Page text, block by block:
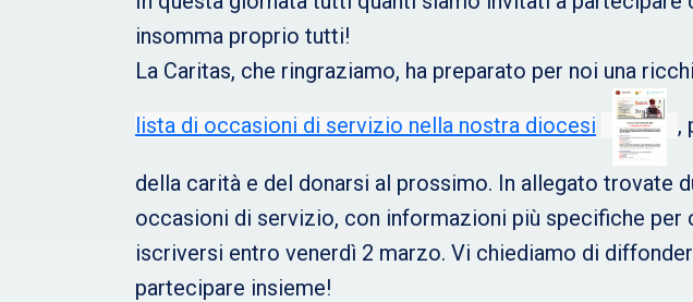
insomma proprio tutti!
La Caritas, che ringraziamo, ha preparato per noi una
lista di occasioni di servizio nella nostra diocesi ,
della carità e del donarsi al prossimo. In allegato trovate
occasioni di servizio, con informazioni più specifiche
iscriversi entro venerdì 2 marzo. Vi chiediamo di
partecipare insieme!